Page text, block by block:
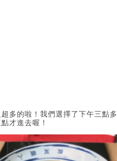
多的啦！我們選擇了下午三點多
才進去喔！